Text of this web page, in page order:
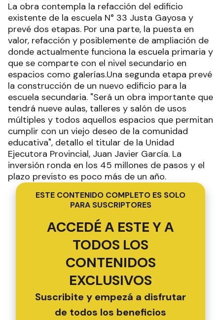
La obra contempla la refacción del edificio
existente de la escuela N° 33 Justa Gayosa y
prevé dos etapas. Por una parte, la puesta en
valor, refacción y posiblemente de ampliación de
donde actualmente funciona la escuela primaria y
que se comparte con el nivel secundario en
espacios como galerías.Una segunda etapa prevé
la construcción de un nuevo edificio para la
escuela secundaria. "Será un obra importante que
tendrá nueve aulas, talleres y salón de usos
múltiples y todos aquellos espacios que permitan
cumplir con un viejo deseo de la comunidad
educativa", detallo el titular de la Unidad
Ejecutora Provincial, Juan Javier García. La
inversión ronda en los 45 millones de pasos y el
plazo previsto es poco más de un año.
ESTE CONTENIDO COMPLETO ES SOLO
PARA SUSCRIPTORES
ACCEDÉ A ESTE Y A
TODOS LOS
CONTENIDOS
EXCLUSIVOS
Suscribite y empezá a disfrutar
de todos los beneficios